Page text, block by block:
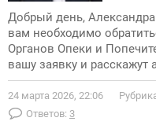
Добрый день,
вам необходимо
Органов Опеки и
вашу заявку и расскажут
24 марта 2026, 22:06
Ответов: 3